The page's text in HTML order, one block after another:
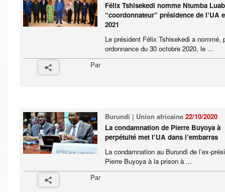
Félix Tshisekedi nomme Ntumba
“coordonnateur” présidence de l’UA
2021
Le président Félix Tshisekedi a nommé,
ordonnance du 30 octobre 2020, le ...
Par
Burundi | Union africaine22/10/2020
La condamnation de Pierre Buyoya à
perpétuité met l’UA dans l’embarras
La condamnation au Burundi de l’ex-
Pierre Buyoya à la prison à ...
Par